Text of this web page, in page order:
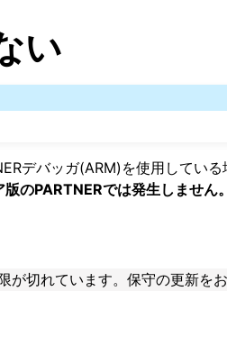
い
デバッガ(ARM)を使用している
のPARTNERでは発生しません。
が切れています。保守の更新を